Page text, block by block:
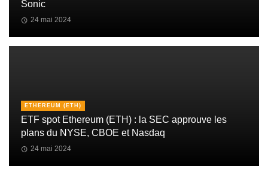
Sonic
24 mai 2024
ETHEREUM (ETH)
ETF spot Ethereum (ETH) : la SEC approuve les
plans du NYSE, CBOE et Nasdaq
24 mai 2024